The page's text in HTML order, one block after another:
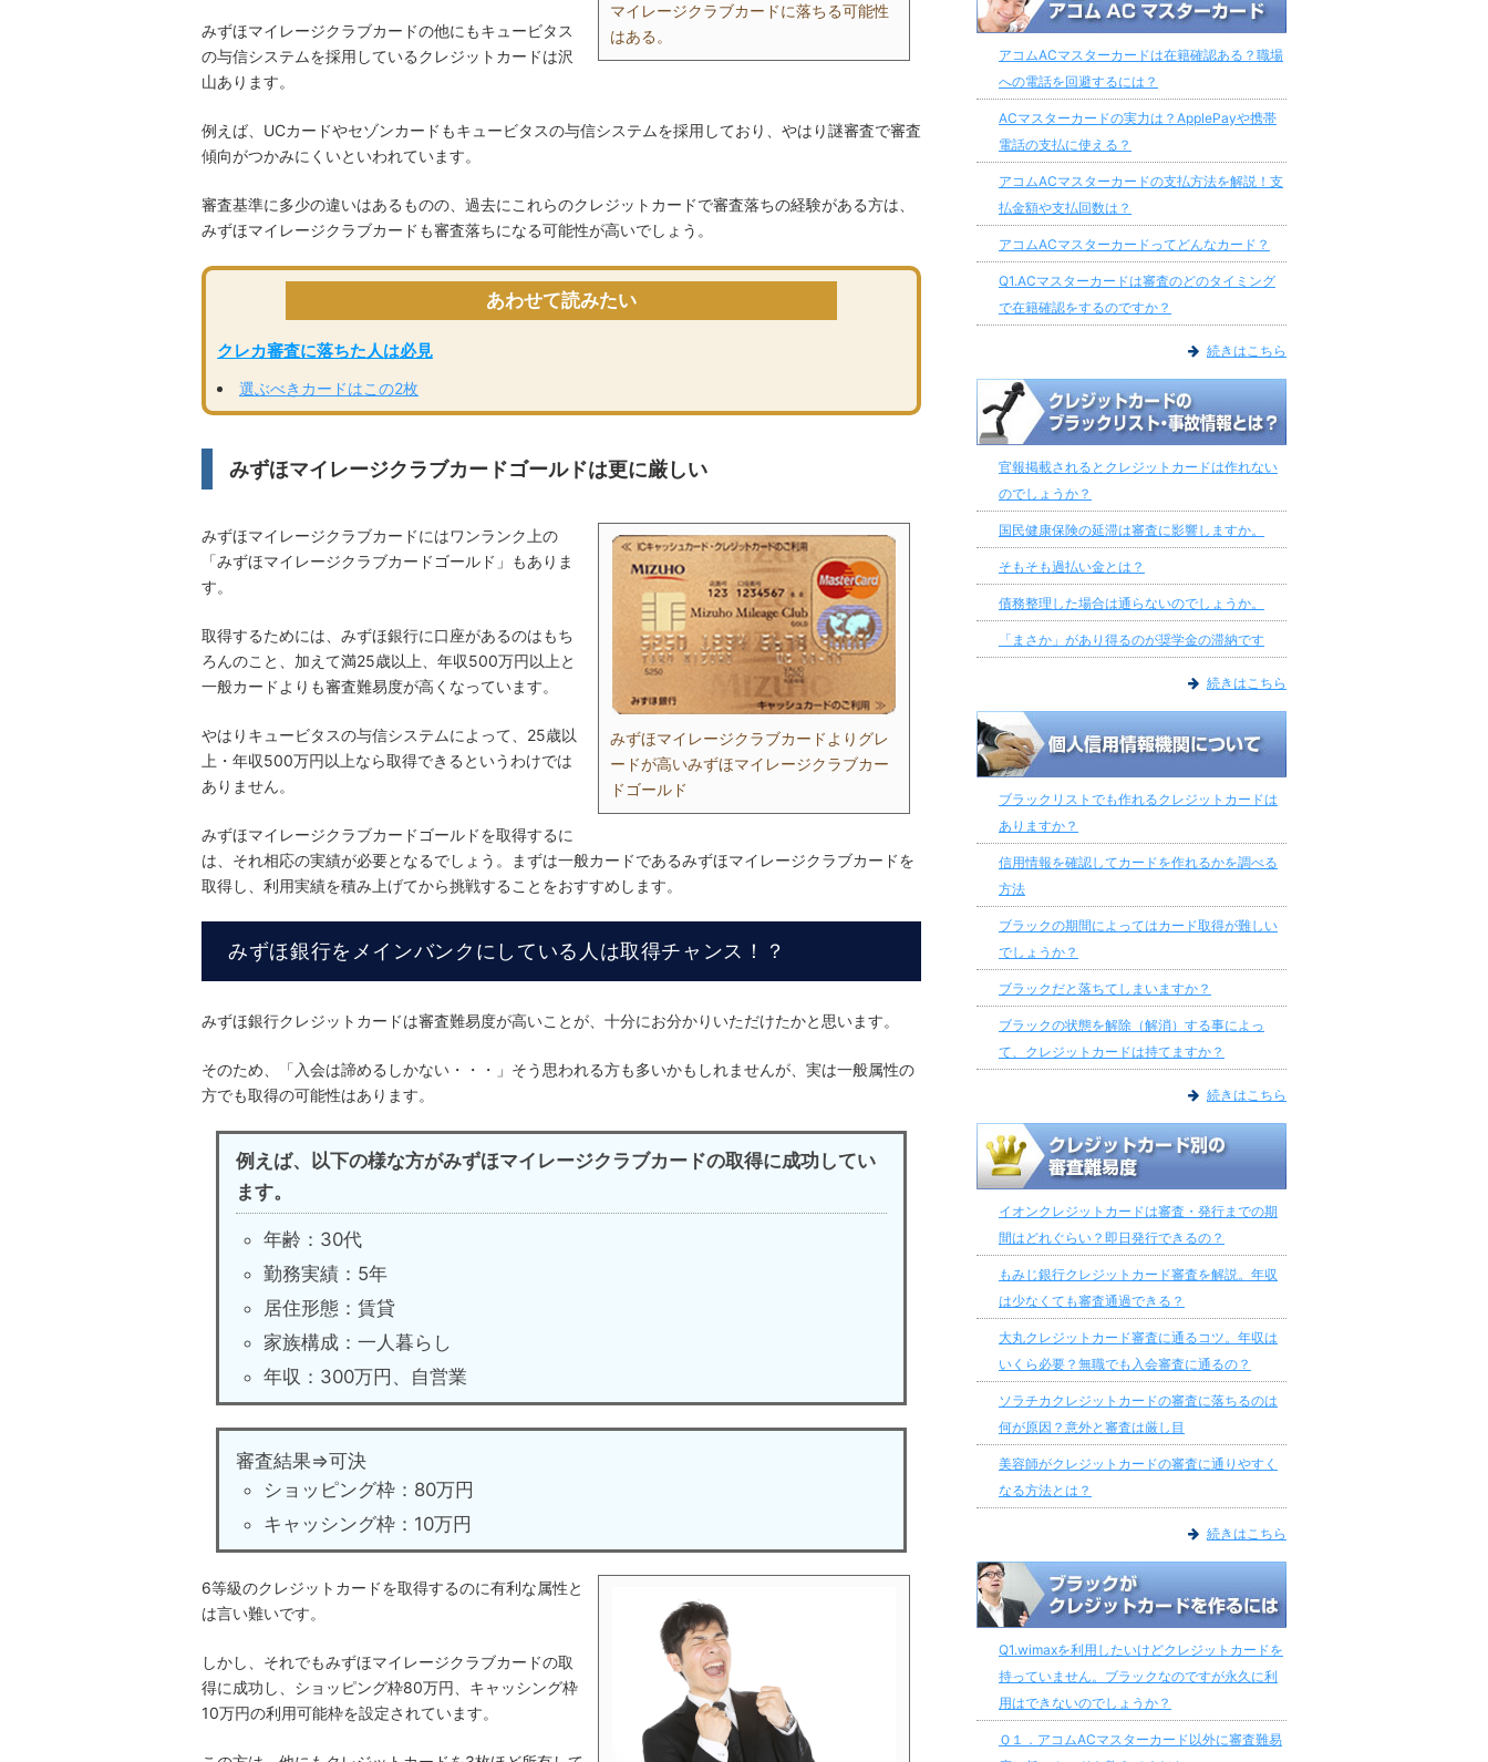
マイレージクラブカードに落ちる可能性
はある。
みずほマイレージクラブカードの他にもキュービタス
の与信システムを採用しているクレジットカードは沢
山あります。
例えば、UCカードやセゾンカードもキュービタスの与信システムを採用しており、やはり謎審査で審査
傾向がつかみにくいといわれています。
審査基準に多少の違いはあるものの、過去にこれらのクレジットカードで審査落ちの経験がある方は、
みずほマイレージクラブカードも審査落ちになる可能性が高いでしょう。
あわせて読みたい
クレカ審査に落ちた人は必見
選ぶべきカードはこの2枚
みずほマイレージクラブカードゴールドは更に厳しい
みずほマイレージクラブカードよりグレ
ードが高いみずほマイレージクラブカー
ドゴールド
みずほマイレージクラブカードにはワンランク上の
「みずほマイレージクラブカードゴールド」もありま
す。
取得するためには、みずほ銀行に口座があるのはもち
ろんのこと、加えて満25歳以上、年収500万円以上と
一般カードよりも審査難易度が高くなっています。
やはりキュービタスの与信システムによって、25歳以
上・年収500万円以上なら取得できるというわけでは
ありません。
みずほマイレージクラブカードゴールドを取得するに
は、それ相応の実績が必要となるでしょう。まずは一般カードであるみずほマイレージクラブカードを
取得し、利用実績を積み上げてから挑戦することをおすすめします。
みずほ銀行をメインバンクにしている人は取得チャンス！？
みずほ銀行クレジットカードは審査難易度が高いことが、十分にお分かりいただけたかと思います。
そのため、「入会は諦めるしかない・・・」そう思われる方も多いかもしれませんが、実は一般属性の
方でも取得の可能性はあります。
例えば、以下の様な方がみずほマイレージクラブカードの取得に成功してい
ます。
年齢：30代
勤務実績：5年
居住形態：賃貸
家族構成：一人暮らし
年収：300万円、自営業
審査結果⇒可決
ショッピング枠：80万円
キャッシング枠：10万円
6等級のクレジットカードを取得するのに有利な属性と
は言い難いです。
しかし、それでもみずほマイレージクラブカードの取
得に成功し、ショッピング枠80万円、キャッシング枠
10万円の利用可能枠を設定されています。
アコムACマスターカードは在籍確認ある？職場
への電話を回避するには？
ACマスターカードの実力は？ApplePayや携帯
電話の支払に使える？
アコムACマスターカードの支払方法を解説！支
払金額や支払回数は？
アコムACマスターカードってどんなカード？
Q1.ACマスターカードは審査のどのタイミング
で在籍確認をするのですか？
続きはこちら
官報掲載されるとクレジットカードは作れない
のでしょうか？
国民健康保険の延滞は審査に影響しますか。
そもそも過払い金とは？
債務整理した場合は通らないのでしょうか。
「まさか」があり得るのが奨学金の滞納です
続きはこちら
ブラックリストでも作れるクレジットカードは
ありますか？
信用情報を確認してカードを作れるかを調べる
方法
ブラックの期間によってはカード取得が難しい
でしょうか？
ブラックだと落ちてしまいますか？
ブラックの状態を解除（解消）する事によっ
て、クレジットカードは持てますか？
続きはこちら
イオンクレジットカードは審査・発行までの期
間はどれぐらい？即日発行できるの？
もみじ銀行クレジットカード審査を解説。年収
は少なくても審査通過できる？
大丸クレジットカード審査に通るコツ。年収は
いくら必要？無職でも入会審査に通るの？
ソラチカクレジットカードの審査に落ちるのは
何が原因？意外と審査は厳し目
美容師がクレジットカードの審査に通りやすく
なる方法とは？
続きはこちら
Q1.wimaxを利用したいけどクレジットカードを
持っていません。ブラックなのですが永久に利
用はできないのでしょうか？
Ｑ１．アコムACマスターカード以外に審査難易